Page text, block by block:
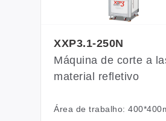
XXP3.1-250N
Máquina de corte a
material refletivo
Área de trabalho: